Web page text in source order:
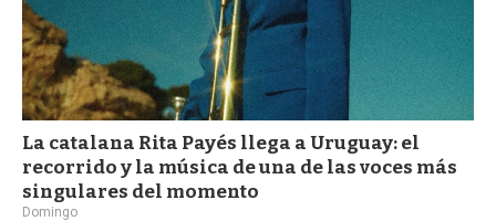
La catalana Rita Payés llega a Uruguay: el
recorrido y la música de una de las voces más
singulares del momento
Domingo